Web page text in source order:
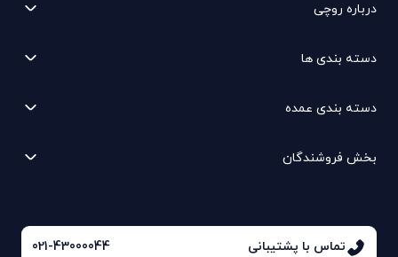
درباره روچی
دسته بندی ها
دسته بندی عمده
بخش فروشندگان
تماس با پشتیبانی 021-43000044